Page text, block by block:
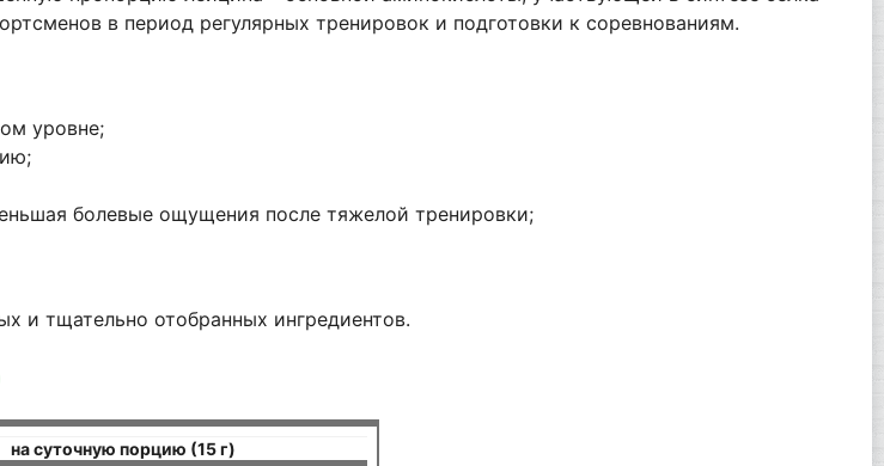
в период регулярных тренировок и подготовки к соревнованиям.
уровне;
болевые ощущения после тяжелой тренировки;
и тщательно отобранных ингредиентов.
на суточную порцию (15 г)